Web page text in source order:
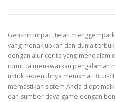
Genshin Impact telah
yang menakjubkan dan dunia
dengan alur cerita yang mendalam
rumit, ia menawarkan pengalaman
untuk sepenuhnya menikmati fitur-
memastikan sistem Anda
dan sumber daya game dengan